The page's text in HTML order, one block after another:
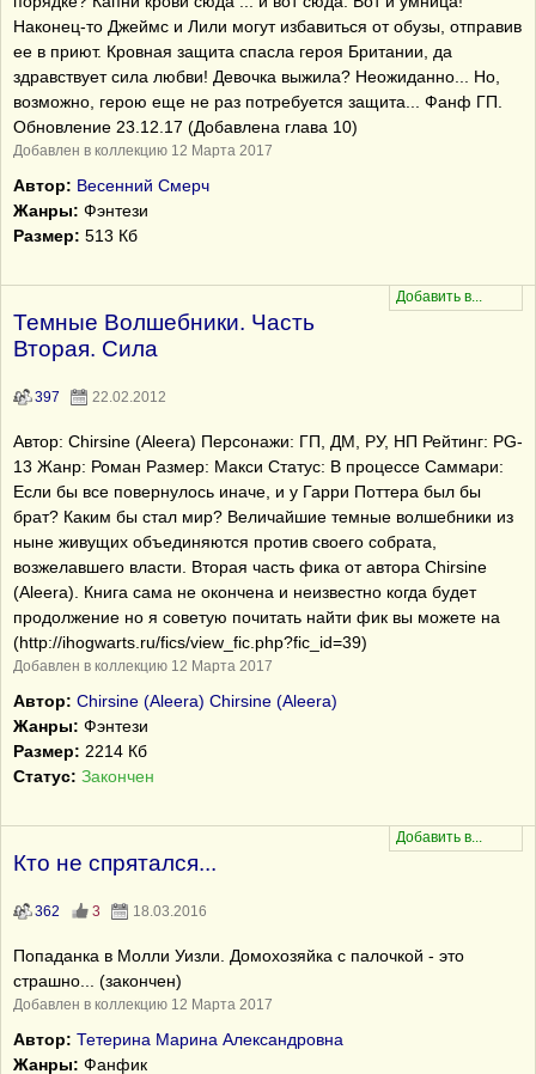
Наконец-то Джеймс и Лили могут избавиться от обузы, отправив
ее в приют. Кровная защита спасла героя Британии, да
здравствует сила любви! Девочка выжила? Неожиданно... Но,
возможно, герою еще не раз потребуется защита... Фанф ГП.
Обновление 23.12.17 (Добавлена глава 10)
Добавлен в коллекцию 12 Марта 2017
Автор: Весенний Смерч
Жанры: Фэнтези
Размер: 513 Кб
Темные Волшебники. Часть
Вторая. Сила
397 22.02.2012
Автор: Chirsine (Aleera) Персонажи: ГП, ДМ, РУ, НП Рейтинг: PG-
13 Жанр: Роман Размер: Макси Статус: В процессе Саммари:
Если бы все повернулось иначе, и у Гарри Поттера был бы
брат? Каким бы стал мир? Величайшие темные волшебники из
ныне живущих объединяются против своего собрата,
возжелавшего власти. Вторая часть фика от автора Chirsine
(Aleera). Книга сама не окончена и неизвестно когда будет
продолжение но я советую почитать найти фик вы можете на
(http://ihogwarts.ru/fics/view_fic.php?fic_id=39)
Добавлен в коллекцию 12 Марта 2017
Автор: Chirsine (Aleera) Chirsine (Aleera)
Жанры: Фэнтези
Размер: 2214 Кб
Статус: Закончен
Кто не спрятался...
362 3 18.03.2016
Попаданка в Молли Уизли. Домохозяйка с палочкой - это
страшно... (закончен)
Добавлен в коллекцию 12 Марта 2017
Автор: Тетерина Марина Александровна
Жанры: Фанфик